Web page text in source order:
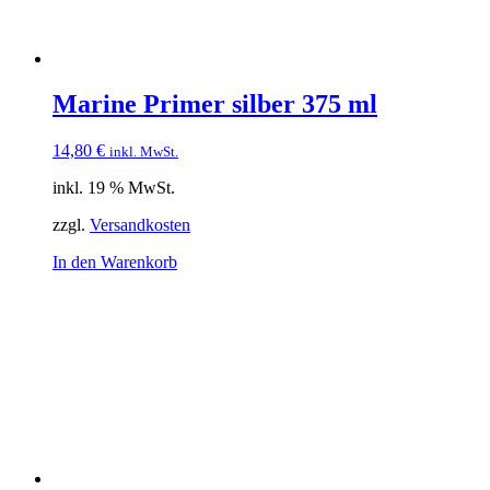
Marine Primer silber 375 ml
14,80 € inkl. MwSt.
inkl. 19 % MwSt.
zzgl. Versandkosten
In den Warenkorb